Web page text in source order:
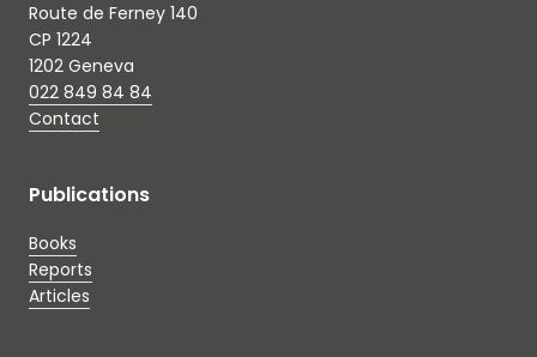
Route de Ferney 140
CP 1224
1202 Geneva
022 849 84 84
Contact
Publications
Books
Reports
Articles